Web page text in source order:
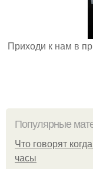
Приходи к нам в
Популярные
Что говорят
часы